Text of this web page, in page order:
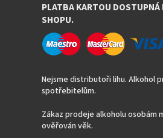
PLATBA KARTOU DOSTUPNÁ
SHOPU.
Nejsme distributoři lihu. Alkohol
spotřebitelům.
Zákaz prodeje alkoholu osobám
ověřován věk.